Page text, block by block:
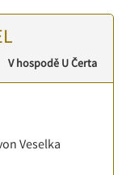
V hospodě U Čerta
Veselka